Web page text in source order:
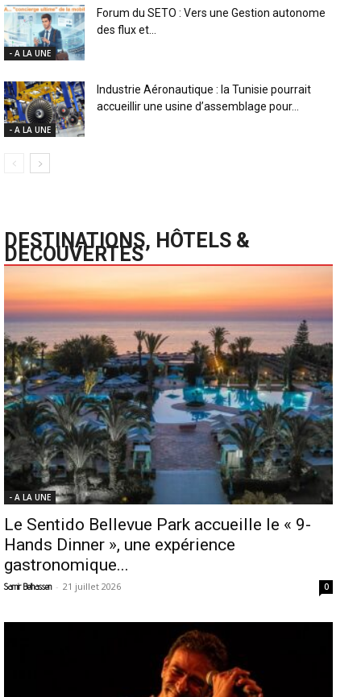
- A LA UNE
Forum du SETO : Vers une Gestion autonome
des flux et...
- A LA UNE
Industrie Aéronautique : la Tunisie pourrait
accueillir une usine d’assemblage pour...
DESTINATIONS, HÔTELS &
DECOUVERTES
- A LA UNE
Le Sentido Bellevue Park accueille le « 9-
Hands Dinner », une expérience
gastronomique...
Samir Belhassen - 21 juillet 2026 0